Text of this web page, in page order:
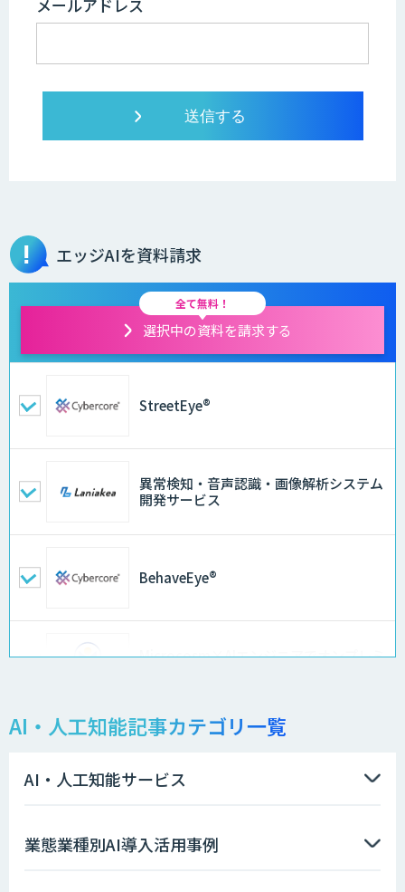
メールアドレス
エッジAIを資料請求
全て無料！
選択中の資料を請求する
StreetEye®
異常検知・音声認識・画像解析システム
開発サービス
BehaveEye®
Microcosm×AIエンジニアでオンプレミ
アラヤのエッジAIコンサルティング
AI・人工知能記事カテゴリ一覧
AI・人工知能サービス
業態業種別AI導入活用事例